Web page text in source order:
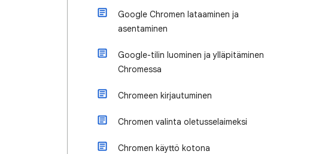
Google Chromen lataaminen ja
asentaminen
Google-tilin luominen ja ylläpitäminen
Chromessa
Chromeen kirjautuminen
Chromen valinta oletusselaimeksi
Chromen käyttö kotona